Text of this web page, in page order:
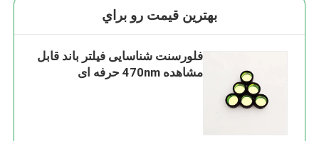
بهترين قيمت رو براي
فلورسنت شناسایی فیلتر باند قابل
مشاهده 470nm حرفه ای